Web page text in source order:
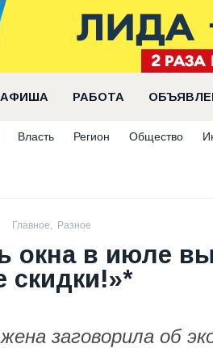
АФИША РАБОТА
Власть Регион Общество
Главное, Разное
окна в июле
заговорила об